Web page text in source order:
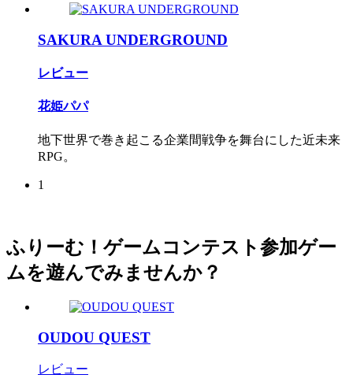
SAKURA UNDERGROUND
レビュー
花姫パパ
地下世界で巻き起こる企業間戦争を舞台にした近未来
RPG。
1
ふりーむ！ゲームコンテスト参加ゲー
ムを遊んでみませんか？
OUDOU QUEST
レビュー